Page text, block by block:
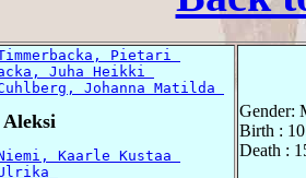
Pietari
Juha Heikki
Johanna Matilda
Kaarle Kustaa
Gender:
Birth :
Death :